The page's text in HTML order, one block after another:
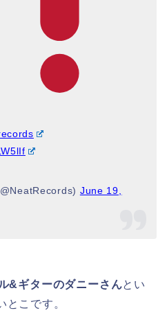
June 19,
&ギターのダニーさんとい
とこです。